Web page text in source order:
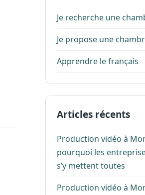
Je recherche une
Je propose une
Apprendre le français
Articles récents
Production vidéo à
pourquoi les
s’y mettent toutes
Production vidéo à